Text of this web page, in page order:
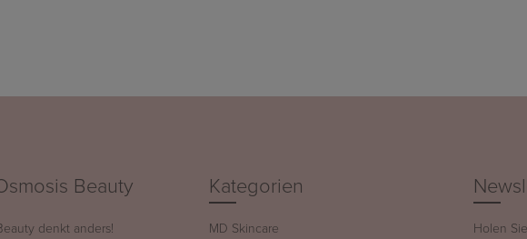
Beauty
denkt anders!
Kategorien
MD Skincare
Holen